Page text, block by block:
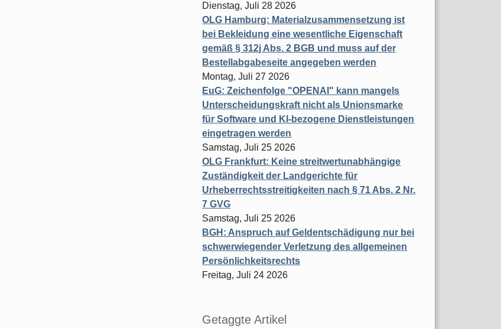
Dienstag, Juli 28 2026
OLG Hamburg: Materialzusammensetzung ist
bei Bekleidung eine wesentliche Eigenschaft
gemäß § 312j Abs. 2 BGB und muss auf der
Bestellabgabeseite angegeben werden
Montag, Juli 27 2026
EuG: Zeichenfolge "OPENAI" kann mangels
Unterscheidungskraft nicht als Unionsmarke
für Software und KI-bezogene Dienstleistungen
eingetragen werden
Samstag, Juli 25 2026
OLG Frankfurt: Keine streitwertunabhängige
Zuständigkeit der Landgerichte für
Urheberrechtsstreitigkeiten nach § 71 Abs. 2 Nr.
7 GVG
Samstag, Juli 25 2026
BGH: Anspruch auf Geldentschädigung nur bei
schwerwiegender Verletzung des allgemeinen
Persönlichkeitsrechts
Freitag, Juli 24 2026
Getaggte Artikel